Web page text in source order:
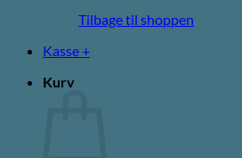
Tilbage til shoppen
Kasse +
Kurv